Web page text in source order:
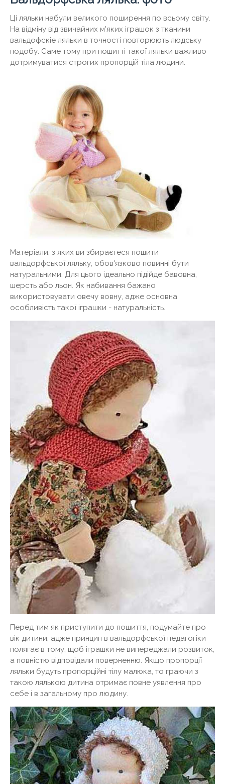
Ці ляльки набули великого поширення по всьому світу.
На відміну від звичайних м'яких іграшок з тканини
вальдофскіе ляльки в точності повторюють людську
подобу. Саме тому при пошитті такої ляльки важливо
дотримуватися строгих пропорцій тіла людини.
Матеріали, з яких ви збираєтеся пошити
вальдорфської ляльку, обов'язково повинні бути
натуральними. Для цього ідеально підійде бавовна,
шерсть або льон. Як набивання бажано
використовувати овечу вовну, адже основна
особливість такої іграшки - натуральність.
Перед тим як приступити до пошиття, подумайте про
вік дитини, адже принцип в вальдорфської педагогіки
полягає в тому, щоб іграшки не випереджали розвиток,
а повністю відповідали поверненню. Якщо пропорції
ляльки будуть пропорційні тілу малюка, то граючи з
такою лялькою дитина отримає повне уявлення про
себе і в загальному про людину.